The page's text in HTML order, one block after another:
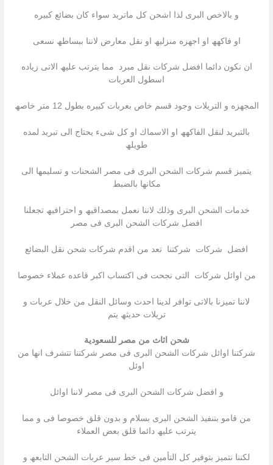
و بالاخص البرى لذا اشحن كل ماترید سواء كان بضائع كبیره
او فاكھھ او اجھزه منزلیھ او نقل معارض لاننا ببساطھ نسعى
ان نكون دائما افضل شركات نقل مبرد مما یترتب علیھ الاتى زیاده
اسطول العربات
المجھزه و التریلات وجود قسم خاص بعربات كبیره بطول 12 متر خاصھ
بالتبرید لنقل الفاكھھ او الاسماك او كل شىء یحتاج الى تبرید لمده
طویلھ
یتمیز قسم شركات الشحن البرى فى مصر الشحنات و تسلیمھا الى
مكانھا بالضبط
خدمات الشحن البرى وذلك لاننا نعمل بمصداقیھ و احترافیھ تجعلنا
افضل شركات الشحن البرى فى مصر
افضل شركات شركتنا تعد من اقدم شركات شحن نقل البضائع
من اوائل شركات التى نجحت فى اكتساب اكبر قاعده عملاء خصوصا
لاننا تمیزنا بالاتى توافر لدینا احدث وسائل النقل من خلال عربات و
تریلات حدیثھ یتم
شحن اثاث من مصر للسعودية
شركتنا اوائل شركات الشحن البرى فى مصر شركتنا تتشرف انھا من
اوئل
و افضل شركات الشحن البرى فى مصر لاننا اوائل
من قامو بتنفیذ الشحن البرى بسلام و بدون قلق خصوصا فى و مما
یترتب علیھ دائما قلق بعض العملاء
لكننا نتمیز بتوفیر كل التأمین فى خط سیر عربات الشحن التابعھ و